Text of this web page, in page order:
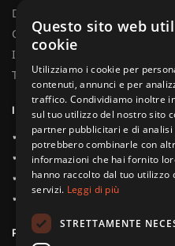
Domande frequenti
Chi siamo
Il mio account
Termini e condizioni generali
I NOSTRI VANTAGGI
✔ Consegna immediata
✔ Garanzia di rimborso
✔ Il più economico in Italia
✔ 100% funzionale sulle
PLATFORM TIPS
Questo sito web
cookie
Utilizziamo i cookie per
contenuti, annunci e per
traffico. Condividiamo inoltre
sul tuo utilizzo del nostro sito
partner pubblicitari e di analisi
potrebbero combinarle con
informazioni che hai fornito
hanno raccolto dal tuo utilizzo
servizi. Leggi di più
STRETTAMENTE